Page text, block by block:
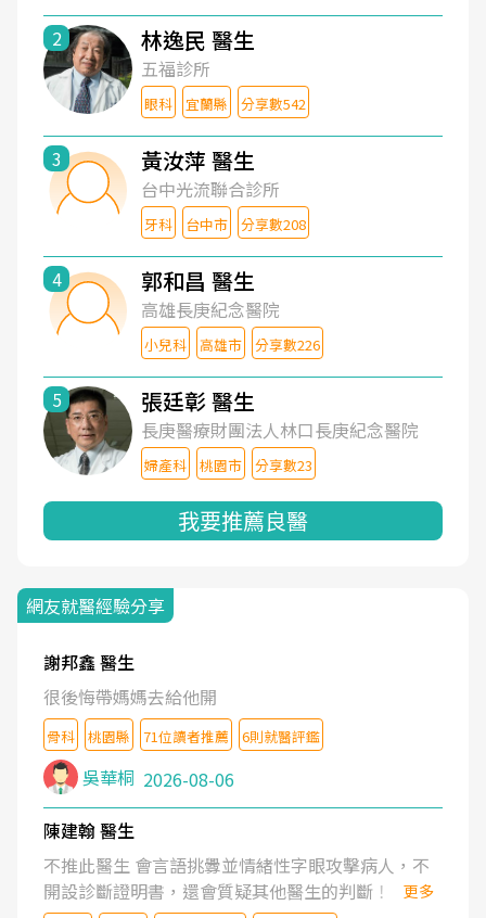
2 林逸民 醫生
五福診所
眼科 宜蘭縣 分享數542
3 黃汝萍 醫生
台中光流聯合診所
牙科 台中市 分享數208
4 郭和昌 醫生
高雄長庚紀念醫院
小兒科 高雄市 分享數226
5 張廷彰 醫生
長庚醫療財團法人林口長庚紀念醫院
婦產科 桃園市 分享數23
我要推薦良醫
網友就醫經驗分享
謝邦鑫 醫生
很後悔帶媽媽去給他開
骨科 桃園縣 71位讀者推薦 6則就醫評鑑
吳華桐 2026-08-06
陳建翰 醫生
不推此醫生 會言語挑釁並情緒性字眼攻擊病人，不
開設診斷證明書，還會質疑其他醫生的判斷！
更多